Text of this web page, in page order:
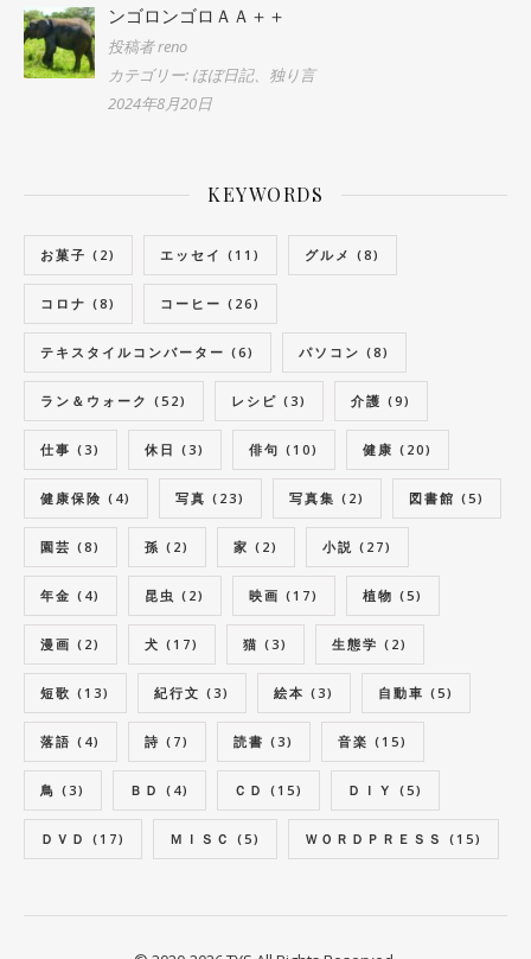
ンゴロンゴロＡＡ＋＋
投稿者 reno
カテゴリー: ほぼ日記、独り言
2024年8月20日
KEYWORDS
お菓子 (2) エッセイ (11) グルメ (8)
コロナ (8) コーヒー (26)
テキスタイルコンバーター (6) パソコン (8)
ラン＆ウォーク (52) レシピ (3) 介護 (9)
仕事 (3) 休日 (3) 俳句 (10) 健康 (20)
健康保険 (4) 写真 (23) 写真集 (2) 図書館 (5)
園芸 (8) 孫 (2) 家 (2) 小説 (27)
年金 (4) 昆虫 (2) 映画 (17) 植物 (5)
漫画 (2) 犬 (17) 猫 (3) 生態学 (2)
短歌 (13) 紀行文 (3) 絵本 (3) 自動車 (5)
落語 (4) 詩 (7) 読書 (3) 音楽 (15)
鳥 (3) ＢＤ (4) ＣＤ (15) ＤＩＹ (5)
ＤＶＤ (17) ＭＩＳＣ (5) ＷＯＲＤＰＲＥＳＳ (15)